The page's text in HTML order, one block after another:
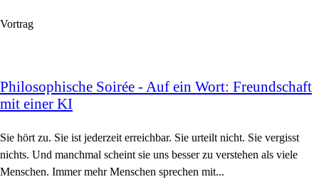
Vortrag
Philosophische Soirée - Auf ein Wort: Freundschaft
mit einer KI
Sie hört zu. Sie ist jederzeit erreichbar. Sie urteilt nicht. Sie vergisst
nichts. Und manchmal scheint sie uns besser zu verstehen als viele
Menschen. Immer mehr Menschen sprechen mit...